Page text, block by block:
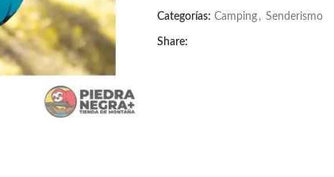
Categorías: Camping , Senderismo
Share: